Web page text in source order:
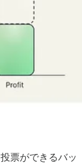
票ができるバッ